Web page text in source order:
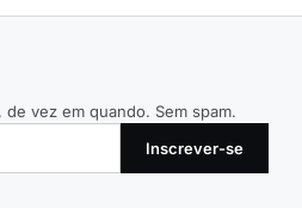
vez em quando. Sem spam.
Inscrever-se